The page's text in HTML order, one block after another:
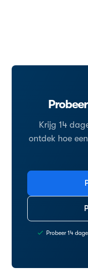
Krijg 14
ontdek hoe
Probeer 14